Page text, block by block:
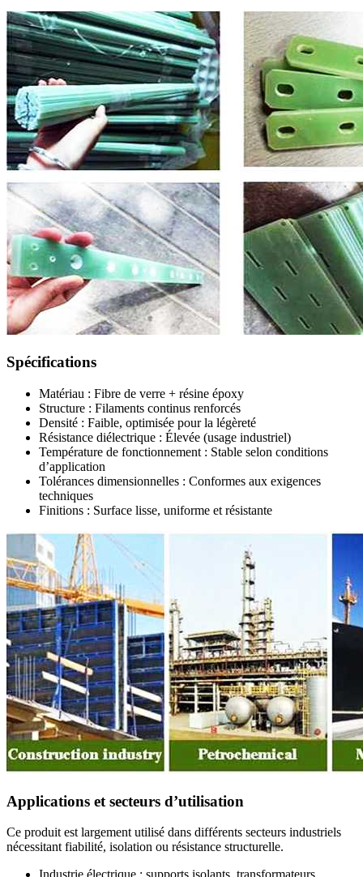
Spécifications
Matériau : Fibre de verre + résine époxy
Structure : Filaments continus renforcés
Densité : Faible, optimisée pour la légèreté
Résistance diélectrique : Élevée (usage industriel)
Température de fonctionnement : Stable selon conditions
d’application
Tolérances dimensionnelles : Conformes aux exigences
techniques
Finitions : Surface lisse, uniforme et résistante
Applications et secteurs d’utilisation
Ce produit est largement utilisé dans différents secteurs industriels
nécessitant fiabilité, isolation ou résistance structurelle.